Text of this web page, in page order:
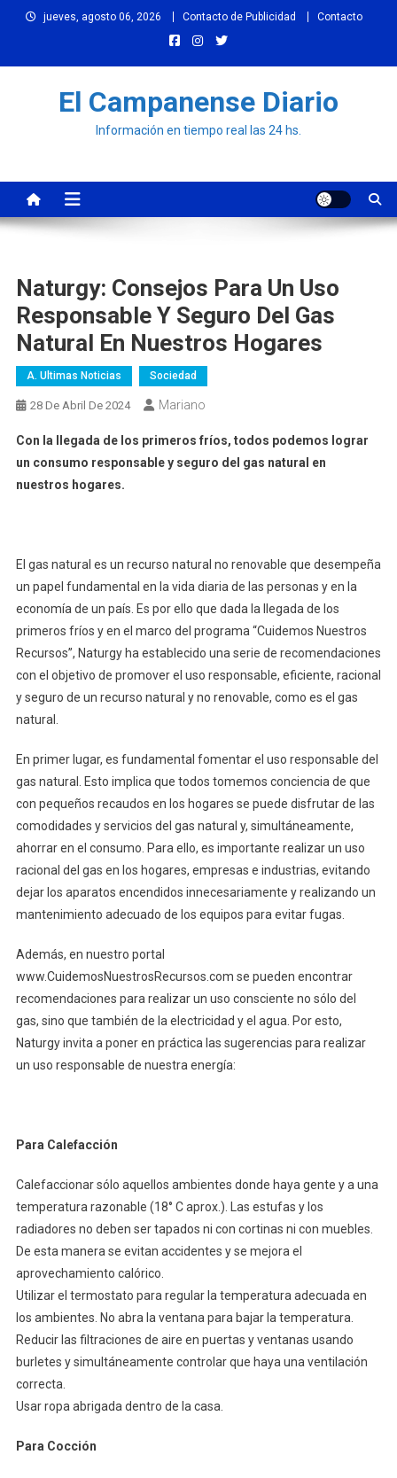
jueves, agosto 06, 2026 Contacto de Publicidad Contacto
El Campanense Diario
Información en tiempo real las 24 hs.
Naturgy: Consejos Para Un Uso
Responsable Y Seguro Del Gas
Natural En Nuestros Hogares
A. Ultimas Noticias Sociedad
28 De Abril De 2024 Mariano
Con la llegada de los primeros fríos, todos podemos lograr
un consumo responsable y seguro del gas natural en
nuestros hogares.
El gas natural es un recurso natural no renovable que desempeña
un papel fundamental en la vida diaria de las personas y en la
economía de un país. Es por ello que dada la llegada de los
primeros fríos y en el marco del programa “Cuidemos Nuestros
Recursos”, Naturgy ha establecido una serie de recomendaciones
con el objetivo de promover el uso responsable, eficiente, racional
y seguro de un recurso natural y no renovable, como es el gas
natural.
En primer lugar, es fundamental fomentar el uso responsable del
gas natural. Esto implica que todos tomemos conciencia de que
con pequeños recaudos en los hogares se puede disfrutar de las
comodidades y servicios del gas natural y, simultáneamente,
ahorrar en el consumo. Para ello, es importante realizar un uso
racional del gas en los hogares, empresas e industrias, evitando
dejar los aparatos encendidos innecesariamente y realizando un
mantenimiento adecuado de los equipos para evitar fugas.
Además, en nuestro portal
www.CuidemosNuestrosRecursos.com se pueden encontrar
recomendaciones para realizar un uso consciente no sólo del
gas, sino que también de la electricidad y el agua. Por esto,
Naturgy invita a poner en práctica las sugerencias para realizar
un uso responsable de nuestra energía:
Para Calefacción
Calefaccionar sólo aquellos ambientes donde haya gente y a una
temperatura razonable (18° C aprox.). Las estufas y los
radiadores no deben ser tapados ni con cortinas ni con muebles.
De esta manera se evitan accidentes y se mejora el
aprovechamiento calórico.
Utilizar el termostato para regular la temperatura adecuada en
los ambientes. No abra la ventana para bajar la temperatura.
Reducir las filtraciones de aire en puertas y ventanas usando
burletes y simultáneamente controlar que haya una ventilación
correcta.
Usar ropa abrigada dentro de la casa.
Para Cocción